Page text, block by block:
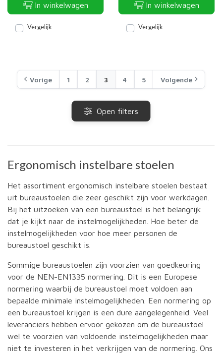
In winkelwagen
Vergelijk
In winkelwagen
Vergelijk
Vorige 1 2 3 4 5 Volgende
Open filters
Ergonomisch instelbare stoelen
Het assortiment ergonomisch instelbare stoelen bestaat
uit bureaustoelen die zeer geschikt zijn voor werkdagen.
Bij het uitzoeken van een bureaustoel is het belangrijk
dat je kijkt naar de instelmogelijkheden. Hoe beter de
instelmogelijkheden voor hoe meer personen de
bureaustoel geschikt is.
Sommige bureaustoelen zijn voorzien van goedkeuring
voor de NEN-EN1335 normering. Dit is een Europese
normering waarbij de bureaustoel moet voldoen aan
bepaalde minimale instelmogelijkheden. Een normering op
een bureaustoel krijgen is een dure aangelegenheid. Veel
leveranciers hebben ervoor gekozen om de bureaustoel
wel te voorzien van voldoende instelmogelijkheden maar
niet te investeren in het verkrijgen van de normering. Ons